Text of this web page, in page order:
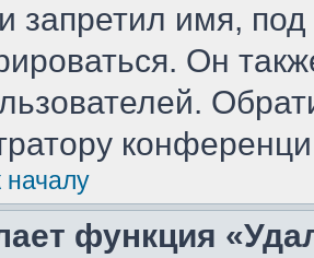
запретил имя,
Он
началу
функция